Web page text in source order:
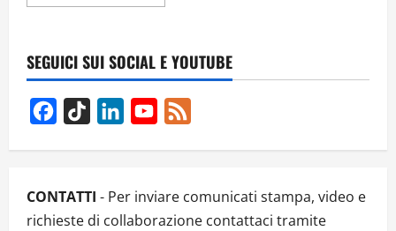
GIORNALISTA
DI
REPUBBLICA,
DA
MAURIZIO
PISCOPO
DA
SEGUICI SUI SOCIAL E YOUTUBE
Facebook
TikTok LinkedInYouTube
CONTATTI - Per inviare comunicati stampa, video e
richieste di collaborazione contattaci tramite